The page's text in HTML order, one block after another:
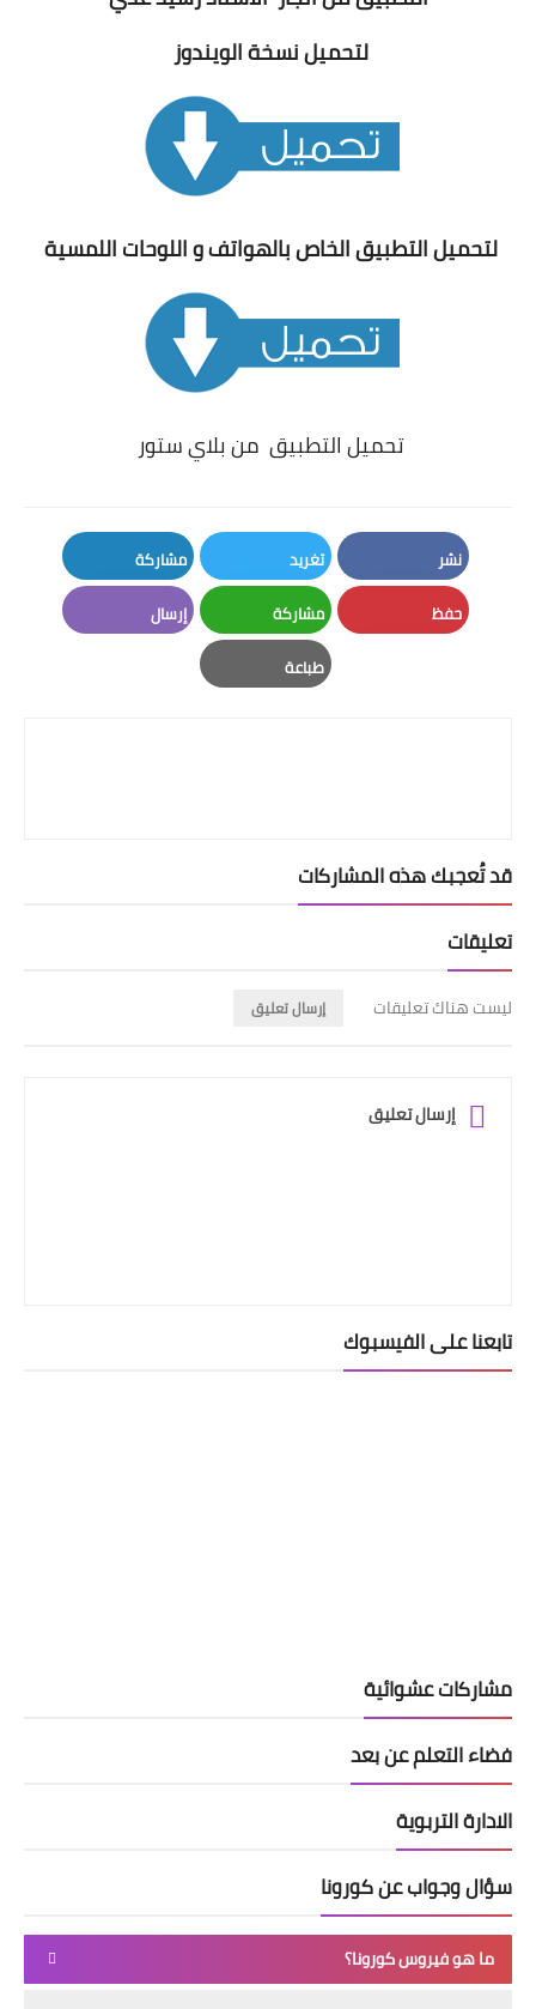
لتحميل نسخة الويندوز
لتحميل التطبيق الخاص بالهواتف و اللوحات اللمسية
تحميل التطبيق من بلاي ستور
نشر
Facebook
تغريد
Twitter
مشاركة
LinkedIn
حفظ مشاركة
Whatsapp
إرسال
طباعة
قد تُعجبك هذه المشاركات
تعليقات
ليست هناك تعليقات إرسال تعليق
إرسال تعليق
تابعنا على الفيسبوك
مشاركات عشوائية
فضاء التعلم عن بعد
الادارة التربوية
سؤال وجواب عن كورونا
ما هو فيروس كورونا؟